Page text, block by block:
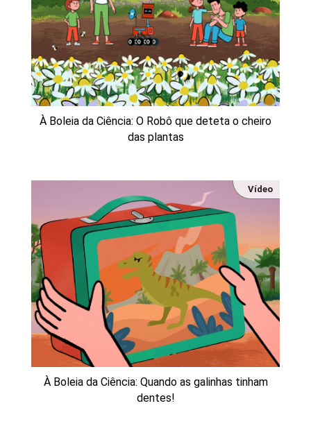
À Boleia da Ciência: O Robô que deteta o cheiro
das plantas
À Boleia da Ciência: Quando as galinhas tinham
dentes!
Vídeo